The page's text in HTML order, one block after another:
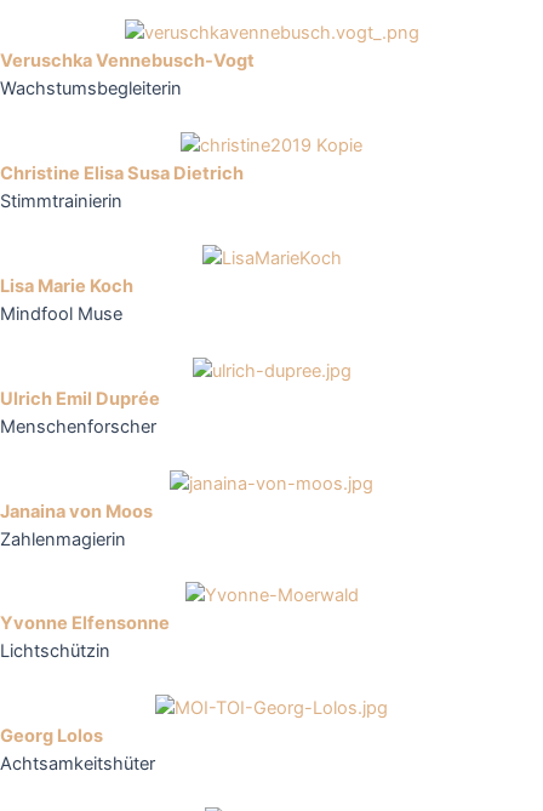
Veruschka Vennebusch-Vogt
Wachstumsbegleiterin
Christine Elisa Susa Dietrich
Stimmtrainierin
Lisa Marie Koch
Mindfool Muse
Ulrich Emil Duprée
Menschenforscher
Janaina von Moos
Zahlenmagierin
Yvonne Elfensonne
Lichtschützin
Georg Lolos
Achtsamkeitshüter